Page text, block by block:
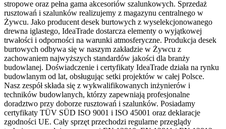
stropowe oraz pełna gama akcesoriów szalunkowych. Sprzedaż
rusztowań i szalunków realizujemy z magazynu centralnego w
Żywcu. Jako producent desek burtowych z wyselekcjonowanego
drewna iglastego, IdeaTrade dostarcza elementy o wyjątkowej
trwałości i odporności na warunki atmosferyczne. Produkcja desek
burtowych odbywa się w naszym zakładzie w Żywcu z
zachowaniem najwyższych standardów jakości dla branży
budowlanej. Doświadczenie i certyfikaty IdeaTrade działa na rynku
budowlanym od lat, obsługując setki projektów w całej Polsce.
Nasz zespół składa się z wykwalifikowanych inżynierów i
techników budowlanych, którzy zapewniają profesjonalne
doradztwo przy doborze rusztowań i szalunków. Posiadamy
certyfikaty TÜV SÜD ISO 9001 i ISO 45001 oraz deklaracje
zgodności UE. Cały sprzęt przechodzi regularne przeglądy